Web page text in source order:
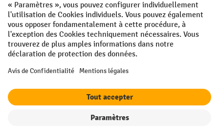
¹ La remise est valable jusqu'à épuisement des stocks. La remise ne
s'applique pas aux prix spéciaux. Il n'est pas possible de le combiner
avec d'autres réductions en pourcentage ou bons de réduction. | ² La
réduction sera accordée une seule fois lors de la première inscription
à la newsletter. Le code de réduction est valable pendant 10 jours et
nette minimale de 250,00 €. La réduction varie selon la catégorie de
électriques, les gerbeurs électriques, les chariots élévateurs
électriques et les outils sont exclus de cette promotion. La